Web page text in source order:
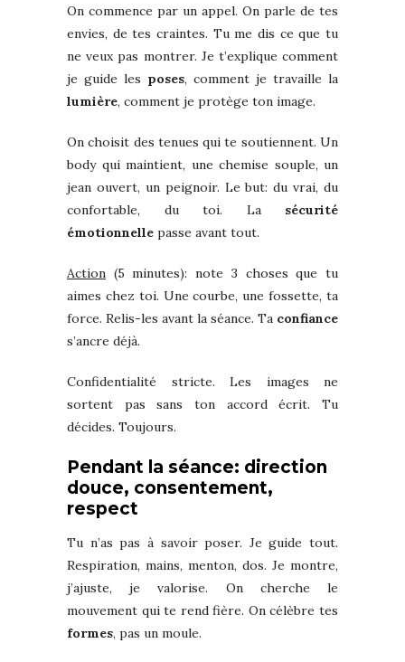
On commence par un appel. On parle de tes
envies, de tes craintes. Tu me dis ce que tu
ne veux pas montrer. Je t’explique comment
je guide les poses, comment je travaille la
lumière, comment je protège ton image.
On choisit des tenues qui te soutiennent. Un
body qui maintient, une chemise souple, un
jean ouvert, un peignoir. Le but: du vrai, du
confortable, du toi. La sécurité
émotionnelle passe avant tout.
Action (5 minutes): note 3 choses que tu
aimes chez toi. Une courbe, une fossette, ta
force. Relis-les avant la séance. Ta confiance
s’ancre déjà.
Confidentialité stricte. Les images ne
sortent pas sans ton accord écrit. Tu
décides. Toujours.
Pendant la séance: direction
douce, consentement,
respect
Tu n’as pas à savoir poser. Je guide tout.
Respiration, mains, menton, dos. Je montre,
j’ajuste, je valorise. On cherche le
mouvement qui te rend fière. On célèbre tes
formes, pas un moule.